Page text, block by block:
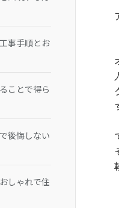
事手順とお
ことで得ら
後悔しない
しゃれで住